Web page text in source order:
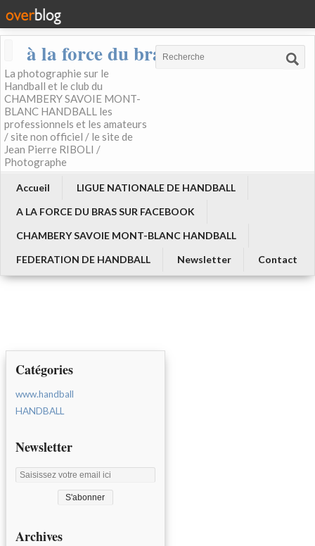
à la force du bras
La photographie sur le
Handball et le club du
CHAMBERY SAVOIE MONT-
BLANC HANDBALL les
professionnels et les amateurs
/ site non officiel / le site de
Jean Pierre RIBOLI /
Photographe
Accueil
LIGUE NATIONALE DE HANDBALL
A LA FORCE DU BRAS SUR FACEBOOK
CHAMBERY SAVOIE MONT-BLANC HANDBALL
FEDERATION DE HANDBALL
Newsletter Contact
Catégories
www.handball
HANDBALL
Newsletter
Archives